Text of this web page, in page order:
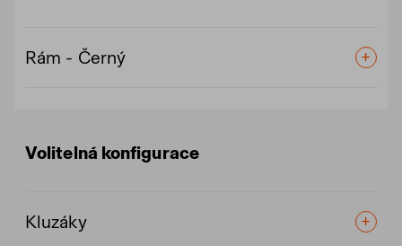
Rám - Černý
Volitelná konfigurace
Kluzáky